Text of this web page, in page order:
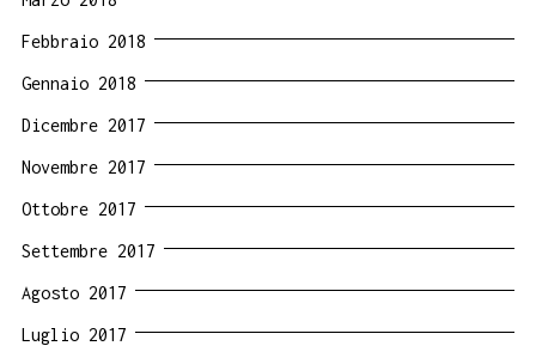
Febbraio 2018
Gennaio 2018
Dicembre 2017
Novembre 2017
Ottobre 2017
Settembre 2017
Agosto 2017
Luglio 2017